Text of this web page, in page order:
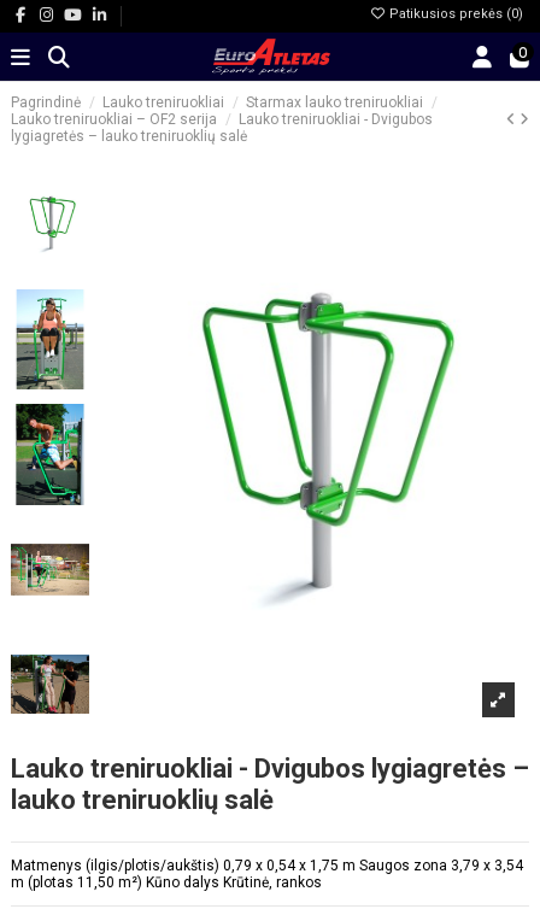
Patikusios prekės (0)
0
Pagrindinė Lauko treniruokliai
Starmax lauko treniruokliai
Lauko treniruokliai – OF2 serija
Lauko treniruokliai - Dvigubos
lygiagretės – lauko treniruoklių salė
Lauko treniruokliai - Dvigubos lygiagretės –
lauko treniruoklių salė
Matmenys (ilgis/plotis/aukštis) 0,79 x 0,54 x 1,75 m Saugos zona 3,79 x 3,54
m (plotas 11,50 m²) Kūno dalys Krūtinė, rankos